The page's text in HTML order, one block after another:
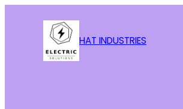
HAT INDUSTRIES